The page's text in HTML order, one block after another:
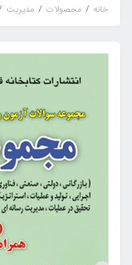
خانه محصولات مدیریت